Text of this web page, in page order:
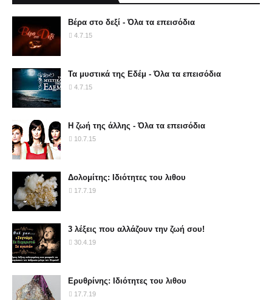
Βέρα στο δεξί - Όλα τα επεισόδια
4.7.15
Τα μυστικά της Εδέμ - Όλα τα επεισόδια
4.7.15
Η ζωή της άλλης - Όλα τα επεισόδια
10.7.15
Δολομίτης: Ιδιότητες του λιθου
17.7.19
3 λέξεις που αλλάζουν την ζωή σου!
30.4.19
Ερυθρίνης: Ιδιότητες του λιθου
17.7.19